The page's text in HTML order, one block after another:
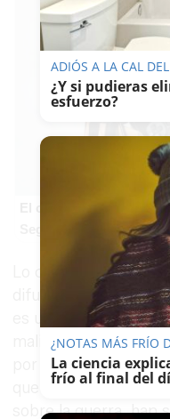
El cerebro hace esto
Seguro que tú también
Lo curioso es que
difundió hace un
es una "farsa". Las
maliciosa, primero
por la pandemia
que Ucrania utiliza
sobre la guerra,
ADIÓS A LA CAL
¿Y si pudieras
esfuerzo?
¿NOTAS MÁS FRÍO
La ciencia
frío al final del